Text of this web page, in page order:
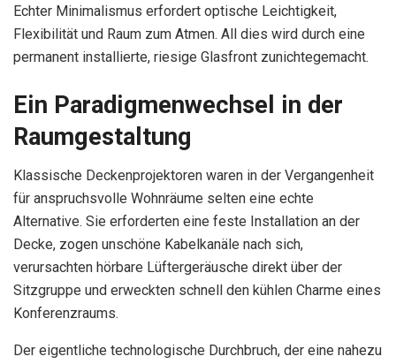
Echter Minimalismus erfordert optische Leichtigkeit,
Flexibilität und Raum zum Atmen. All dies wird durch eine
permanent installierte, riesige Glasfront zunichtegemacht.
Ein Paradigmenwechsel in der
Raumgestaltung
Klassische Deckenprojektoren waren in der Vergangenheit
für anspruchsvolle Wohnräume selten eine echte
Alternative. Sie erforderten eine feste Installation an der
Decke, zogen unschöne Kabelkanäle nach sich,
verursachten hörbare Lüftergeräusche direkt über der
Sitzgruppe und erweckten schnell den kühlen Charme eines
Konferenzraums.
Der eigentliche technologische Durchbruch, der eine nahezu